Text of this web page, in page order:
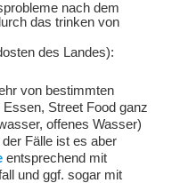
nach dem
das trinken von
des Landes):
von bestimmten
Street Food ganz
offenes Wasser)
Fälle ist es aber
entsprechend mit
und ggf. sogar mit